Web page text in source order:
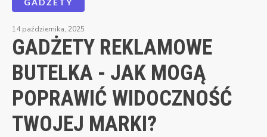
14 października, 2025
GADŻETY REKLAMOWE
BUTELKA - JAK MOGĄ
POPRAWIĆ WIDOCZNOŚĆ
TWOJEJ MARKI?